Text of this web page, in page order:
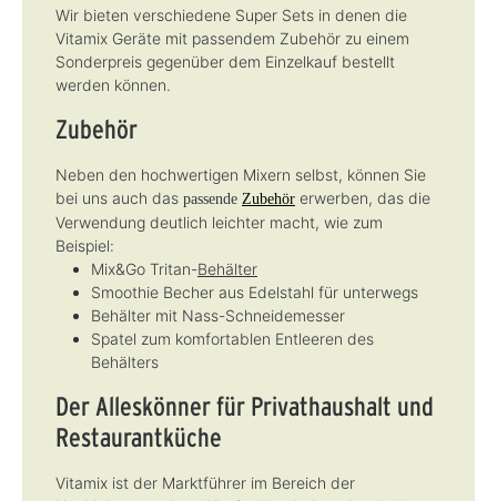
Wir bieten verschiedene Super Sets in denen die
Vitamix Geräte mit passendem Zubehör zu einem
Sonderpreis gegenüber dem Einzelkauf bestellt
werden können.
Zubehör
Neben den hochwertigen Mixern selbst, können Sie
bei uns auch das passende Zubehör erwerben, das die
Verwendung deutlich leichter macht, wie zum
Beispiel:
Mix&Go Tritan-Behälter
Smoothie Becher aus Edelstahl für unterwegs
Behälter mit Nass-Schneidemesser
Spatel zum komfortablen Entleeren des
Behälters
Der Alleskönner für Privathaushalt und
Restaurantküche
Vitamix ist der Marktführer im Bereich der